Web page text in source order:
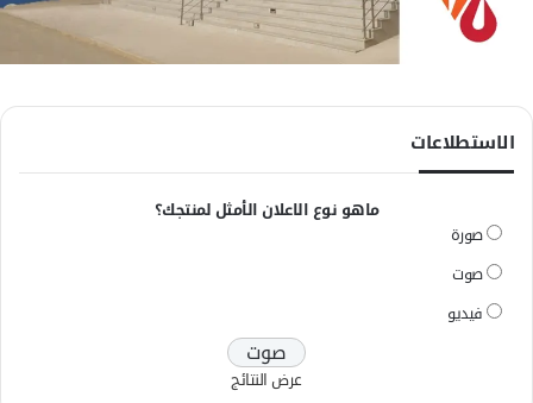
الاستطلاعات
ماهو نوع الاعلان الأمثل لمنتجك؟
صورة
صوت
فيديو
عرض النتائج